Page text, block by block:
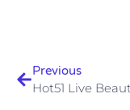
Previous